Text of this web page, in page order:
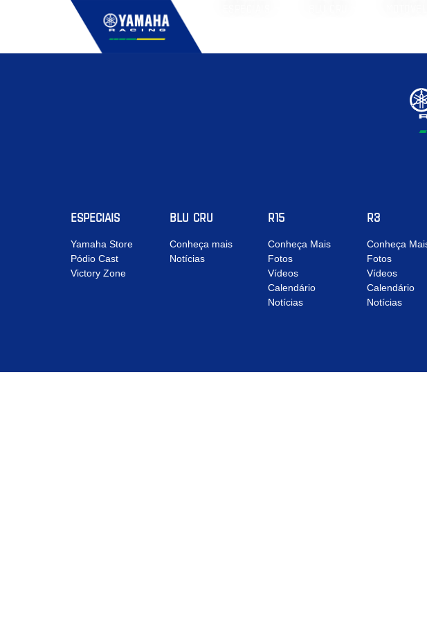
ESPECIAIS
Yamaha Store
Pódio Cast
Victory Zone
BLU CRU
Conheça mais
Notícias
R15
Conheça Mais
Fotos
Vídeos
Calendário
Notícias
R3
Conheça
Fotos
Vídeos
Calendário
Notícias